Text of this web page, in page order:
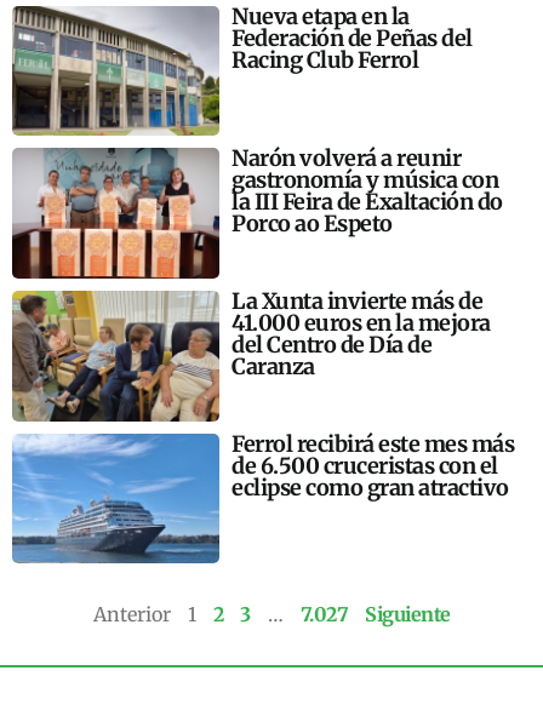
Nueva etapa en la
Federación de Peñas del
Racing Club Ferrol
Narón volverá a reunir
gastronomía y música con
la III Feira de Exaltación do
Porco ao Espeto
La Xunta invierte más de
41.000 euros en la mejora
del Centro de Día de
Caranza
Ferrol recibirá este mes más
de 6.500 cruceristas con el
eclipse como gran atractivo
Anterior 1 2 3 … 7.027 Siguiente